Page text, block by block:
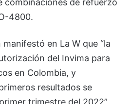
combinaciones de refuerzo
4800.
en La W que “la
del Invima para
en Colombia, y
resultados se
trimestre del 2022”.